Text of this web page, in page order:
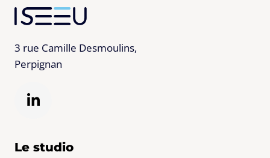
3 rue Camille Desmoulins,
Perpignan
i
e
Le studio